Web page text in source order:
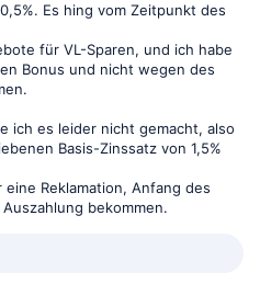
Es hing vom Zeitpunkt des
für VL-Sparen, und ich habe
Bonus und nicht wegen des
ich es leider nicht gemacht, also
Basis-Zinssatz von 1,5%
Reklamation, Anfang des
bekommen.